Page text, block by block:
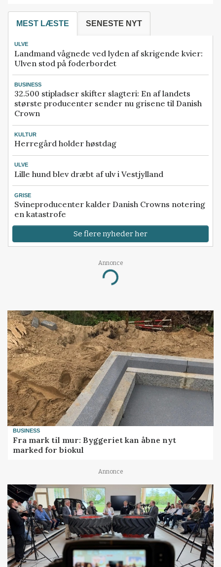
MEST LÆSTE SENESTE NYT
ULVE
Landmand vågnede ved lyden af skrigende kvier:
Ulven stod på foderbordet
BUSINESS
32.500 stipladser skifter slagteri: En af landets
største producenter sender nu grisene til Danish
Crown
KULTUR
Herregård holder høstdag
ULVE
Lille hund blev dræbt af ulv i Vestjylland
GRISE
Svineproducenter kalder Danish Crowns notering
en katastrofe
Se flere nyheder her
Annonce
Loading...
BUSINESS
Fra mark til mur: Byggeriet kan åbne nyt
marked for biokul
Annonce